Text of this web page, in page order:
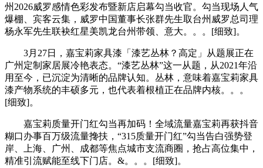
州2026威罗感情色彩发布暨新店启幕勾当收官。勾当现场人气
爆棚、宾客云集，威罗中国董事长张群先生取台州威罗总司理
杨永军先生联袂红星美凯龙台州带领、意大。。。[细致]。
3月27日，嘉宝莉家具漆「漆艺丛林？高定」从题展正在
广州定制家居展冷艳表态。“漆艺丛林”这一从题，从2021年沿
用至今，已沉淀为清晰的品牌认知。丛林，意味着嘉宝莉家具
漆产物系统的丰硕多元，也代表着根植正在品牌内核。。。
[细致]。
嘉宝莉质量开门红勾当再加码！全域流量嘉宝莉再获抖音
糊口办事百万级流量搀扶，“315质量开门红”勾当告白强势登
岸、上海、广州、成都等焦点城市支流商圈，抢占高位集中，
精准引流赋能至线下门店。&。。。[细致]。